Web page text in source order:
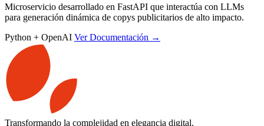
Microservicio desarrollado en FastAPI que interactúa con LLMs
para generación dinámica de copys publicitarios de alto impacto.
Python + OpenAI Ver Documentación →
Transformando la complejidad en elegancia digital.